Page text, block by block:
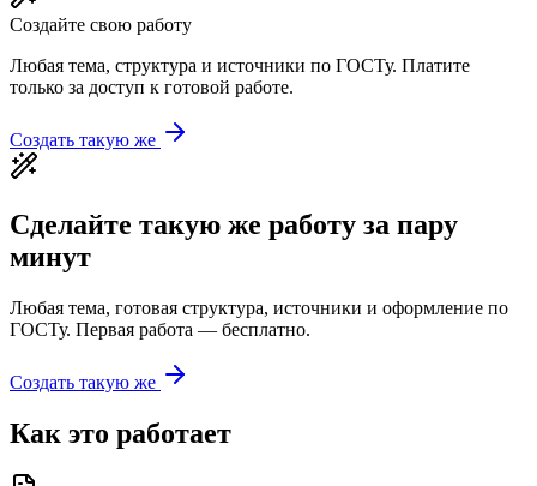
Создайте свою работу
Любая тема, структура и источники по ГОСТу. Платите
только за доступ к готовой работе.
Создать такую же
Сделайте такую же работу за пару
минут
Любая тема, готовая структура, источники и оформление по
ГОСТу. Первая работа — бесплатно.
Создать такую же
Как это работает